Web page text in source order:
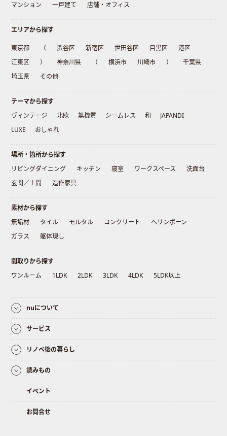
マンション
一戸建て 店舗・オフィス
エリアから探す
東京都 （ 渋谷区 新宿区 世田谷区 目黒区
港区
江東区
） 神奈川県 （ 横浜市 川崎市 ）
千葉県
埼玉県
その他
テーマから探す
ヴィンテージ
北欧 無機質 シームレス 和
JAPANDI
LUXE
おしゃれ
場所・箇所から探す
リビングダイニング
キッチン 寝室 ワークスペース
洗面台
玄関／土間
造作家具
素材から探す
無垢材
タイル モルタル コンクリート
ヘリンボーン
ガラス
躯体現し
間取りから探す
ワンルーム
1LDK 2LDK 3LDK 4LDK 5LDK以上
nuについて
サービス
リノベ後の暮らし
読みもの
イベント
お問合せ